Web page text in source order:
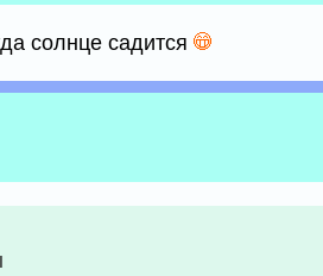
солнце садится